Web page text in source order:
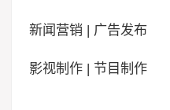
新闻营销 | 广告发布
影视制作 | 节目制作